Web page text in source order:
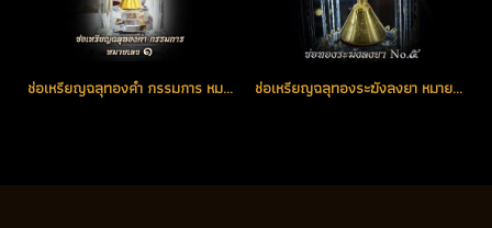
ช่อเหรียญฉลุทองคำ กรรมการ หมายเลขช่อ No. 1 ตอกโค้ด (ขายแล้ว) ช่อเหรียญฉลุทองระฆังลงยา หมายเลขช่อ No.5 พร้อมชุดครอบแก้วคริสตัลหรู จากประเทศอิตาลี (โชว์)